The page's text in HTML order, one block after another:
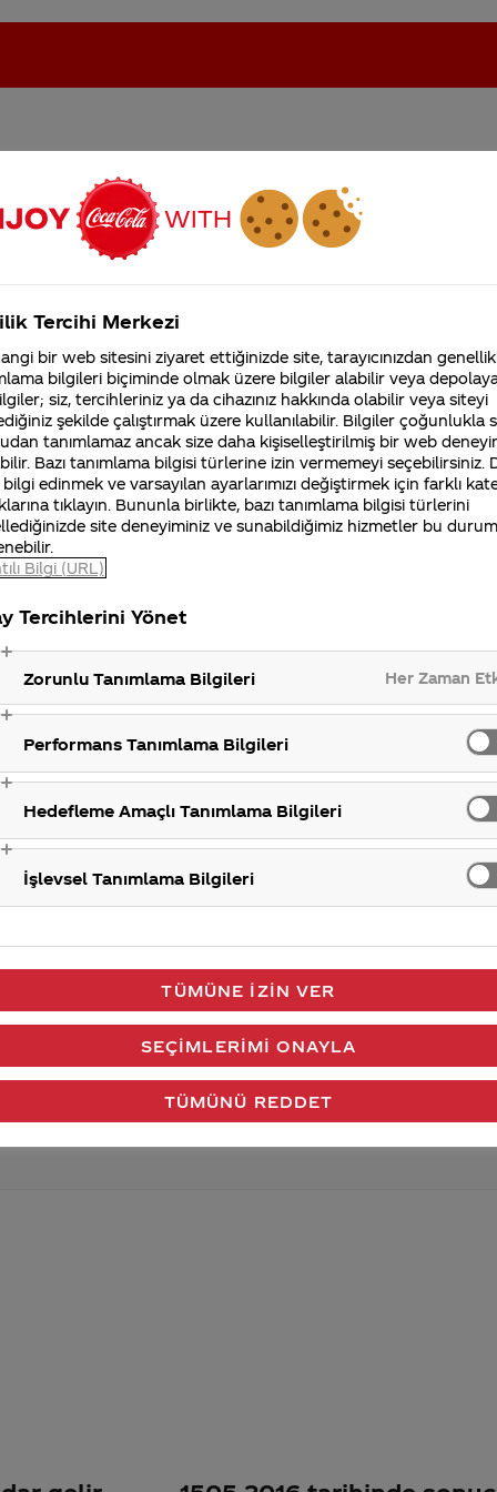
Cola'nın Filistin'de fabr... Coca-Cola’yı kim buldu?
ve şekerin çok zararlı
size bir takıntısı mı
iletisimmerkezi@coca-cola.com adresine
ulaşabilirsiniz. İlginiz için teşekkür ederiz.
verdiğimiz cevap aklındaki soru işaretlerini giderdi
Gönder
Coca-Cola Şirketi
merak ettikleriniz.
Fabrikalarımız,
sertifikalarımız, faaliyet
gösterdiğimiz ülkeler,
tarihçemiz ve daha
Tercihi Merkezi
bir web sitesini ziyaret ettiğinizde site, tarayıcınızdan
bilgileri biçiminde olmak üzere bilgiler alabilir veya
siz, tercihleriniz ya da cihazınız hakkında olabilir veya siteyi
şekilde çalıştırmak üzere kullanılabilir. Bilgiler çoğunlukla
tanımlamaz ancak size daha kişiselleştirilmiş bir web
Bazı tanımlama bilgisi türlerine izin vermemeyi seçebilirsiniz.
edinmek ve varsayılan ayarlarımızı değiştirmek için farklı
tıklayın. Bununla birlikte, bazı tanımlama bilgisi türlerini
site deneyiminiz ve sunabildiğimiz hizmetler bu
Bilgi (URL)
Tercihlerini Yönet
Zorunlu Tanımlama Bilgileri Her Zaman
Performans Tanımlama Bilgileri
Hedefleme Amaçlı Tanımlama Bilgileri
İşlevsel Tanımlama Bilgileri
TÜMÜNE İZIN VER
TÜMÜNÜ REDDET
SEÇIMLERIMI ONAYLA